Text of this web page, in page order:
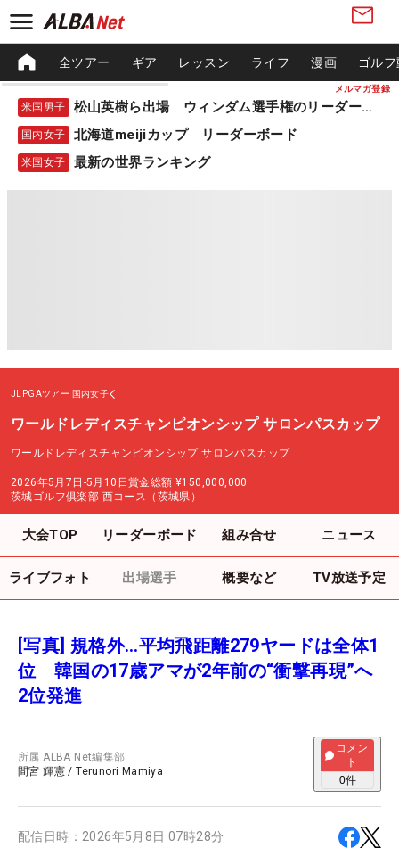
メルマガ登録
全ツアー ギア レッスン ライフ 漫画 ゴル
米国男子 松山英樹ら出場 ウィンダム選手権のリーダーボード
国内女子 北海道meijiカップ リーダーボード
米国女子 最新の世界ランキング
JLPGAツアー 国内女子
ワールドレディスチャンピオンシップ サロンパスカップ
ワールドレディスチャンピオンシップ サロンパスカップ
2026年5月7日-5月10日賞金総額 ¥150,000,000
茨城ゴルフ倶楽部 西コース（茨城県）
大会TOP リーダーボード 組み合せ ニュース
ライブフォト 出場選手 概要など TV放送予定
[写真] 規格外…平均飛距離279ヤードは全体1
位 韓国の17歳アマが2年前の“衝撃再現”へ
2位発進
所属ALBA Net編集部
間宮 輝憲 /Terunori Mamiya
コメン
ト
0件
配信日時： 2026年5月8日 07時28分